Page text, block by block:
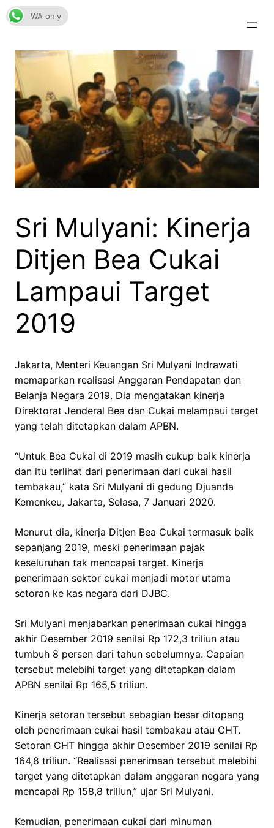
Skip
to
Sri Mulyani: Kinerja
Ditjen Bea Cukai
Lampaui Target
2019
Jakarta, Menteri Keuangan Sri Mulyani Indrawati
memaparkan realisasi Anggaran Pendapatan dan
Belanja Negara 2019. Dia mengatakan kinerja
Direktorat Jenderal Bea dan Cukai melampaui target
yang telah ditetapkan dalam APBN.
“Untuk Bea Cukai di 2019 masih cukup baik kinerja
dan itu terlihat dari penerimaan dari cukai hasil
tembakau,” kata Sri Mulyani di gedung Djuanda
Kemenkeu, Jakarta, Selasa, 7 Januari 2020.
Menurut dia, kinerja Ditjen Bea Cukai termasuk baik
sepanjang 2019, meski penerimaan pajak
keseluruhan tak mencapai target. Kinerja
penerimaan sektor cukai menjadi motor utama
setoran ke kas negara dari DJBC.
Sri Mulyani menjabarkan penerimaan cukai hingga
akhir Desember 2019 senilai Rp 172,3 triliun atau
tumbuh 8 persen dari tahun sebelumnya. Capaian
tersebut melebihi target yang ditetapkan dalam
APBN senilai Rp 165,5 triliun.
Kinerja setoran tersebut sebagian besar ditopang
oleh penerimaan cukai hasil tembakau atau CHT.
Setoran CHT hingga akhir Desember 2019 senilai Rp
164,8 triliun. “Realisasi penerimaan tersebut melebihi
target yang ditetapkan dalam anggaran negara yang
mencapai Rp 158,8 triliun,” ujar Sri Mulyani.
Kemudian, penerimaan cukai dari minuman
WA only